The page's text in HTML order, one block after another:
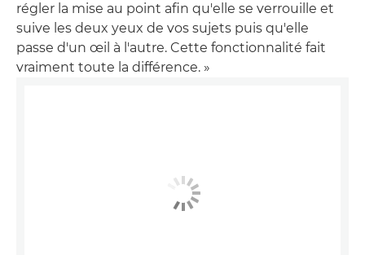
régler la mise au point afin qu'elle se verrouille et
suive les deux yeux de vos sujets puis qu'elle
passe d'un œil à l'autre. Cette fonctionnalité fait
vraiment toute la différence. »